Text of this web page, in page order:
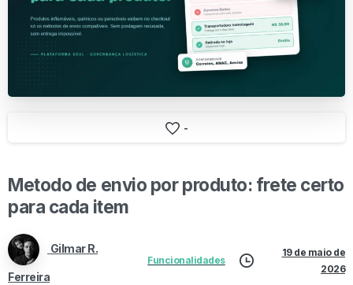
-
Metodo de envio por produto: frete certo
para cada item
Gilmar R.
Ferreira
Funcionalidades
19 de maio de
2026